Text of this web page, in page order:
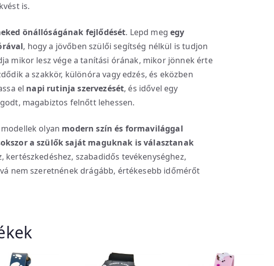
is.
önállóságának fejlődését. Lepd megegy
, hogy a jövőben szülői segítség nélkül is tudjon
mikor lesz vége a tanítási órának, mikor jönnek érte
a szakkör, különóra vagy edzés, és eközben
el napi rutinja szervezését, és idővel egy
magabiztos felnőtt lehessen.
olyan modern szín és formavilággal
a szülők saját maguknak is választanak
kertészkedéshez, szabadidős tevékenységhez,
nem szeretnének drágább, értékesebb időmérőt